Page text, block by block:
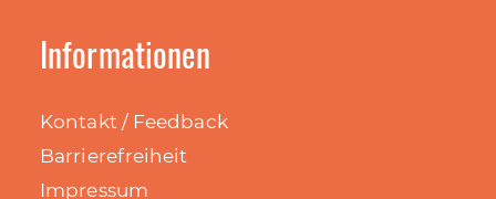
Informationen
Kontakt / Feedback
Barrierefreiheit
Impressum